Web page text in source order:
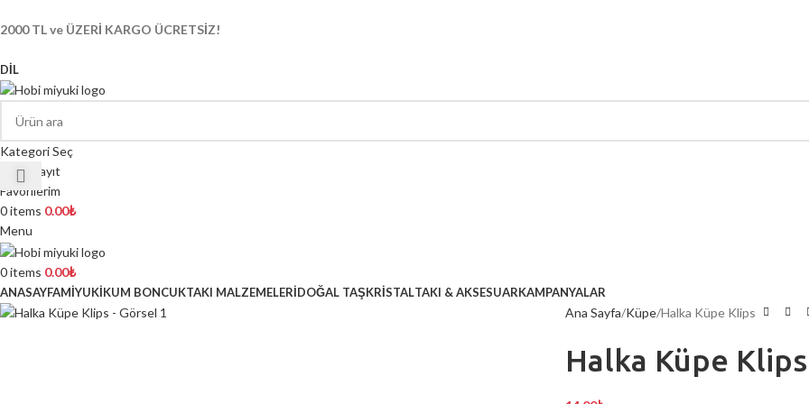
2000 TL ve ÜZERİ KARGO ÜCRETSİZ!
DIL
Kategori Seç
Giriş/Kayıt
Favorilerim
0items 0.00₺
Menu
0items 0.00₺
ANASAYFAMİYUKİKUM BONCUKTAKI MALZEMELERİDOĞAL TAŞKRİSTALTAKI & AKSESUARKAMPANYALAR
Ana Sayfa Küpe Halka Küpe Klips
Halka Küpe Klips